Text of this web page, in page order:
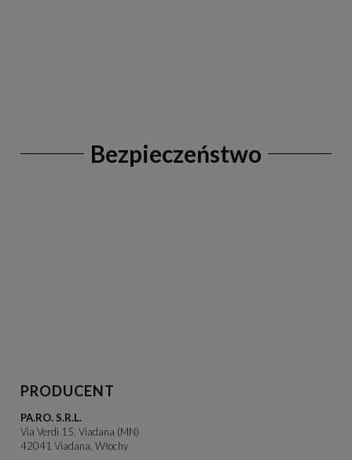
Bezpieczeństwo
PRODUCENT
PA.RO. S.R.L.
Via Verdi 15, Viadana (MN)
42041 Viadana, Włochy